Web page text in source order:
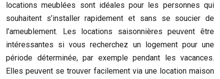
locations meublées sont idéales pour les personnes qui
souhaitent s’installer rapidement et sans se soucier de
l’ameublement. Les locations saisonnières peuvent être
intéressantes si vous recherchez un logement pour une
période déterminée, par exemple pendant les vacances.
Elles peuvent se trouver facilement via une location maison